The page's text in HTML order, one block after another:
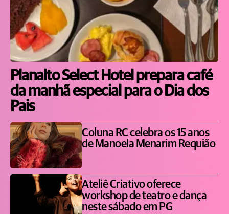
Planalto Select Hotel prepara café
da manhã especial para o Dia dos
Pais
Coluna RC celebra os 15 anos
de Manoela Menarim Requião
Ateliê Criativo oferece
workshop de teatro e dança
neste sábado em PG